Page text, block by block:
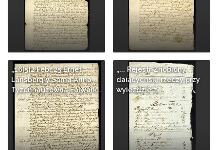
„16[5]2 Febr 25 Ernet
Lansberg y Sama Anna
Tyzenhauzowna Folwark…
„... Rejestr Zriobiony
daiącychsię rzeczy przy
wyiezdzie z…